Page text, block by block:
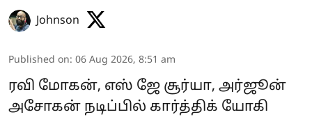
Johnson
Published on: 06 Aug 2026, 8:51 am
ரவி மோகன், எஸ் ஜே சூர்யா, அர்ஜூன்
அசோகன் நடிப்பில் கார்த்திக் யோகி